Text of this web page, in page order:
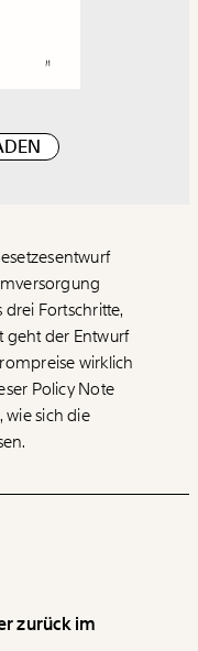
Fortschritte,
geht der Entwurf
wirklich
Policy Note
sich die
zurück im